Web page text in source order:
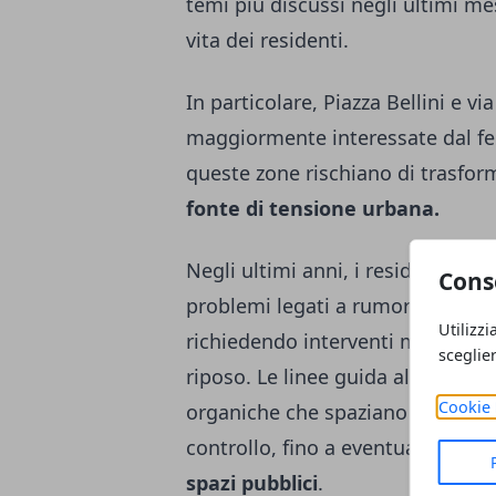
Cookie
vita dei residenti.
In particolare, Piazza Bellini e
maggiormente interessate dal
queste zone rischiano di
fonte di tensione urbana.
Negli ultimi anni, i residenti
problemi legati a rumore
richiedendo interventi mirati a
riposo. Le linee guida al vaglio
organiche che spaziano dalla
controllo, fino a eventuali
spazi pubblici.